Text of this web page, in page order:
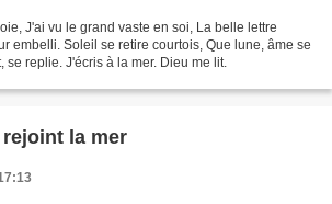
J'ai vu le grand vaste en soi, La belle lettre
embelli. Soleil se retire courtois, Que lune, âme se
se replie. J'écris à la mer. Dieu me lit.
la mer